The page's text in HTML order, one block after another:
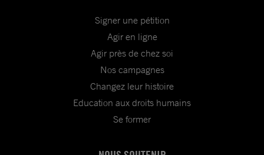
Signer une pétition
Agir en ligne
Agir près de chez soi
Nos campagnes
Changez leur histoire
Education aux droits humains
Se former